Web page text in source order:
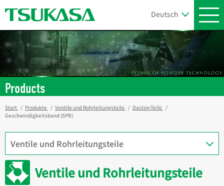
Products
Start Produkte Ventile und Rohrleitungsteile
Dacton-Teile
Geschwindigkeitsband (SPB)
Ventile und Rohrleitungsteile